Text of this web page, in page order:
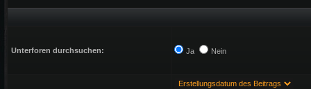
Unterforen durchsuchen: Ja Nein